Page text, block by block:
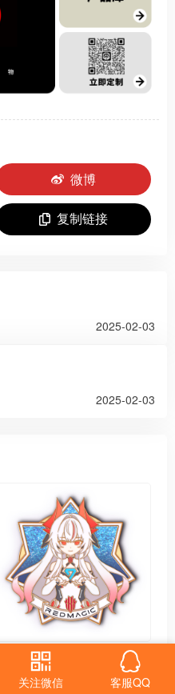
微博
复制链接
2025-02-03
2025-02-03
金属徽章 企业吉祥物IP形象徽
章定制
关注微信 客服QQ